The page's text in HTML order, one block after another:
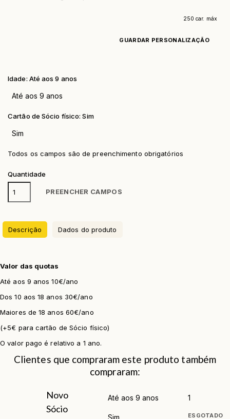
250 car. máx
GUARDAR PERSONALIZAÇÃO
Idade: Até aos 9 anos
Cartão de Sócio físico: Sim
Todos os campos são de preenchimento obrigatórios
Quantidade
PREENCHER CAMPOS
Descrição Dados do produto
Valor das quotas
Até aos 9 anos 10€/ano
Dos 10 aos 18 anos 30€/ano
Maiores de 18 anos 60€/ano
(+5€ para cartão de Sócio físico)
O valor pago é relativo a 1 ano.
Clientes que compraram este produto também
compraram:
Novo
Sócio
ESGOTADO